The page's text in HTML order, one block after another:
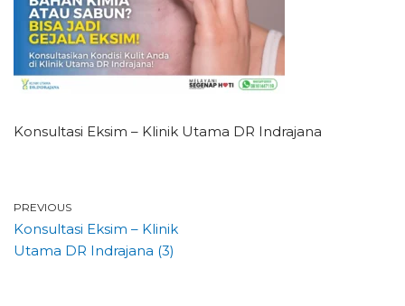
Konsultasi Eksim – Klinik Utama DR Indrajana
PREVIOUS
Konsultasi Eksim – Klinik
Utama DR Indrajana (3)